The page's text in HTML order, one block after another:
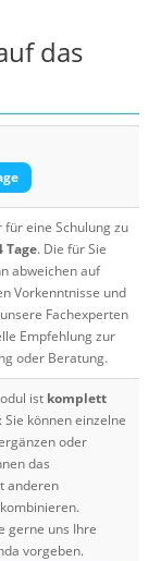
das
für eine Schulung zu
Tage. Die für Sie
abweichen auf
Vorkenntnisse und
Fachexperten
Empfehlung zur
oder Beratung.
ist komplett
: Sie können einzelne
oder
das
anderen
gerne uns Ihre
vorgeben.